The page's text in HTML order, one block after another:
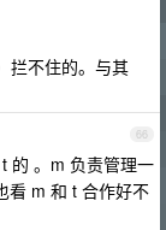
拦不住的。与其
66
的 。m 负责管理一
看 m 和 t 合作好不